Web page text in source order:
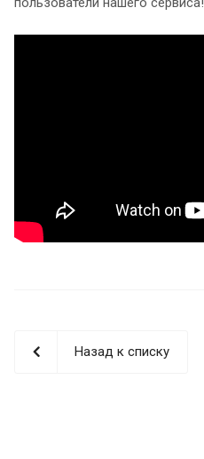
Назад к списку